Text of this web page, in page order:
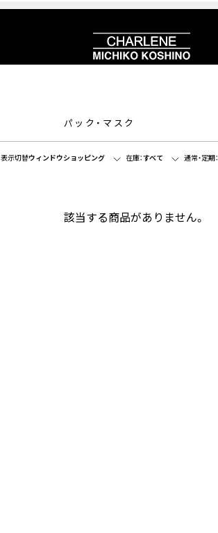
パック・マスク
表示切替ウィンドウショッピング 在庫：すべて 通常・定期：
該当する商品がありません。